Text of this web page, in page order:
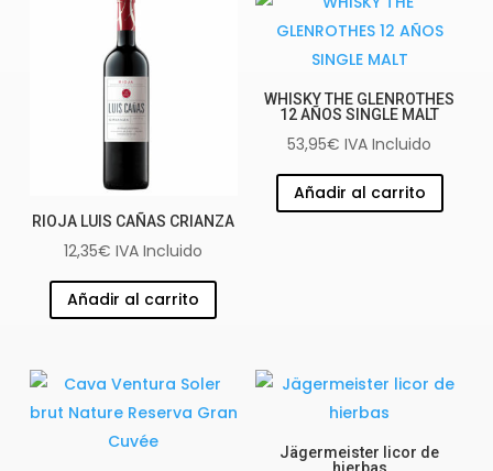
RIOJA LUIS CAÑAS CRIANZA
12,35€ IVA Incluido
Añadir al carrito
WHISKY THE GLENROTHES
12 AÑOS SINGLE MALT
53,95€ IVA Incluido
Añadir al carrito
Jägermeister licor de
hierbas